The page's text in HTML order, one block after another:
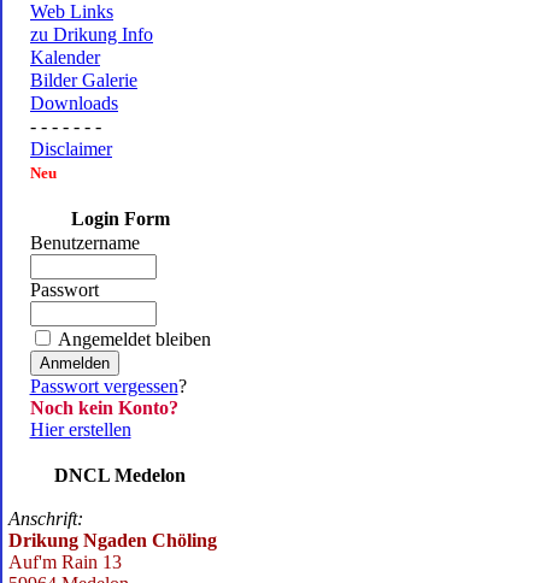
Web Links
zu Drikung Info
Kalender
Bilder Galerie
Downloads
- - - - - - -
Disclaimer
Neu
Login Form
Benutzername
Passwort
Angemeldet bleiben
Passwort vergessen?
Noch kein Konto?
Hier erstellen
DNCL Medelon
Anschrift:
Drikung Ngaden Chöling
Auf'm Rain 13